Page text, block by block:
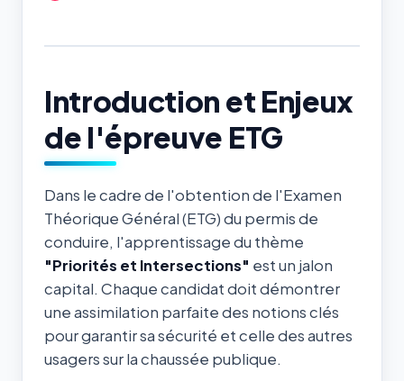
Introduction et Enjeux
de l'épreuve ETG
Dans le cadre de l'obtention de l'Examen
Théorique Général (ETG) du permis de
conduire, l'apprentissage du thème
"Priorités et Intersections" est un jalon
capital. Chaque candidat doit démontrer
une assimilation parfaite des notions clés
pour garantir sa sécurité et celle des autres
usagers sur la chaussée publique.